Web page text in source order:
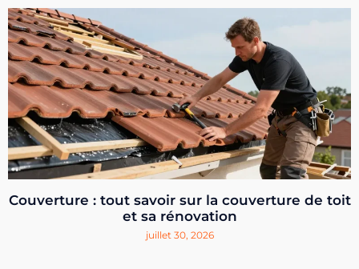
Couverture : tout savoir sur la couverture de toit
et sa rénovation
juillet 30, 2026